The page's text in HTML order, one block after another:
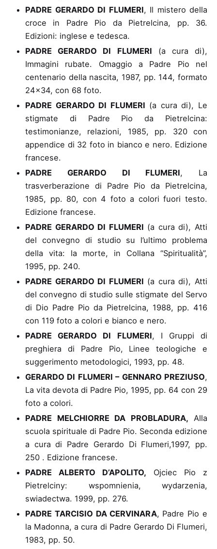
PADRE GERARDO DI FLUMERI, Il mistero della
croce in Padre Pio da Pietrelcina, pp. 36.
Edizioni: inglese e tedesca.
PADRE GERARDO DI FLUMERI (a cura di),
Immagini rubate. Omaggio a Padre Pio nel
centenario della nascita, 1987, pp. 144, formato
24×34, con 68 foto.
PADRE GERARDO DI FLUMERI (a cura di), Le
stigmate di Padre Pio da Pietrelcina:
testimonianze, relazioni, 1985, pp. 320 con
appendice di 32 foto in bianco e nero. Edizione
francese.
PADRE GERARDO DI FLUMERI, La
trasverberazione di Padre Pio da Pietrelcina,
1985, pp. 80, con 4 foto a colori fuori testo.
Edizione francese.
PADRE GERARDO DI FLUMERI (a cura di), Atti
del convegno di studio su l’ultimo problema
della vita: la morte, in Collana “Spiritualità”,
1995, pp. 240.
PADRE GERARDO DI FLUMERI (a cura di), Atti
del convegno di studio sulle stigmate del Servo
di Dio Padre Pio da Pietrelcina, 1988, pp. 416
con 119 foto a colori e bianco e nero.
PADRE GERARDO DI FLUMERI, I Gruppi di
preghiera di Padre Pio, Linee teologiche e
suggerimento metodologici, 1993, pp. 48.
GERARDO DI FLUMERI – GENNARO PREZIUSO,
La vita devota di Padre Pio, 1995, pp. 64 con 29
foto a colori.
PADRE MELCHIORRE DA PROBLADURA, Alla
scuola spirituale di Padre Pio. Seconda edizione
a cura di Padre Gerardo Di Flumeri,1997, pp.
250 . Edizione francese.
PADRE ALBERTO D’APOLITO, Ojciec Pio z
Pietrelciny: wspomnienia, wydarzenia,
swiadectwa. 1999, pp. 276.
PADRE TARCISIO DA CERVINARA, Padre Pio e
la Madonna, a cura di Padre Gerardo Di Flumeri,
1983, pp. 50.